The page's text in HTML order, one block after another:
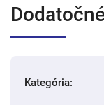
Kategória: